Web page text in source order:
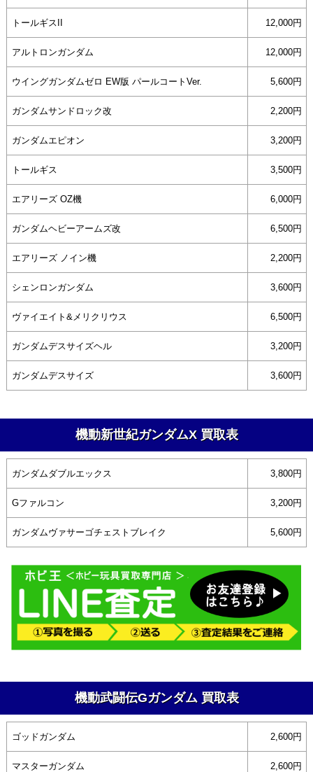
トールギスII 12,000円
アルトロンガンダム 12,000円
ウイングガンダムゼロ EW版 パールコートVer. 5,600円
ガンダムサンドロック改 2,200円
ガンダムエピオン 3,200円
トールギス 3,500円
エアリーズ OZ機 6,000円
ガンダムヘビーアームズ改 6,500円
エアリーズ ノイン機 2,200円
シェンロンガンダム 3,600円
ヴァイエイト&メリクリウス 6,500円
ガンダムデスサイズヘル 3,200円
ガンダムデスサイズ 3,600円
機動新世紀ガンダムX 買取表
ガンダムダブルエックス 3,800円
Gファルコン 3,200円
ガンダムヴァサーゴチェストブレイク 5,600円
機動武闘伝Gガンダム 買取表
ゴッドガンダム 2,600円
マスターガンダム 2,600円